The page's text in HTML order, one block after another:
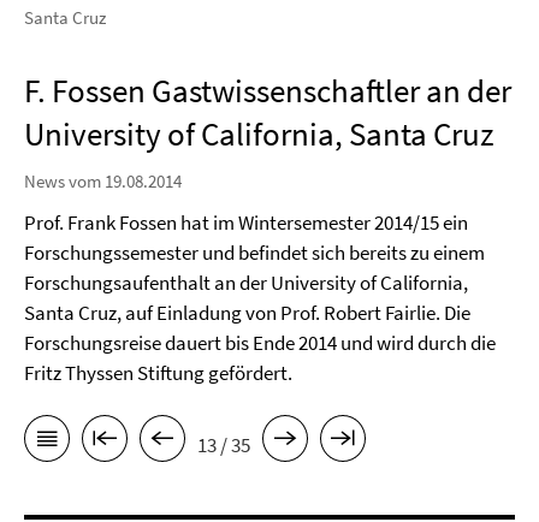
Santa Cruz
F. Fossen Gastwissenschaftler an der
University of California, Santa Cruz
News vom 19.08.2014
Prof. Frank Fossen hat im Wintersemester 2014/15 ein
Forschungssemester und befindet sich bereits zu einem
Forschungsaufenthalt an der University of California,
Santa Cruz, auf Einladung von Prof. Robert Fairlie. Die
Forschungsreise dauert bis Ende 2014 und wird durch die
Fritz Thyssen Stiftung gefördert.
13 / 35